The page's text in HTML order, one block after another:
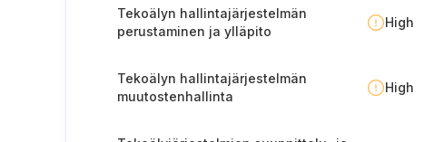
Tekoälyn hallintajärjestelmän
perustaminen ja ylläpito
High
Tekoälyn hallintajärjestelmän
muutostenhallinta
High